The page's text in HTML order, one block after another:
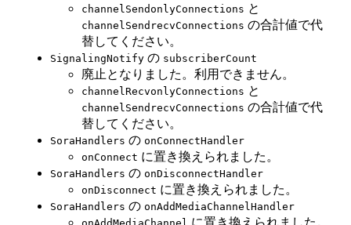
channelSendonlyConnections と
channelSendrecvConnections の合計値で代
替してください。
SignalingNotify の subscriberCount
廃止となりました。利用できません。
channelRecvonlyConnections と
channelSendrecvConnections の合計値で代
替してください。
SoraHandlers の onConnectHandler
onConnect に置き換えられました。
SoraHandlers の onDisconnectHandler
onDisconnect に置き換えられました。
SoraHandlers の onAddMediaChannelHandler